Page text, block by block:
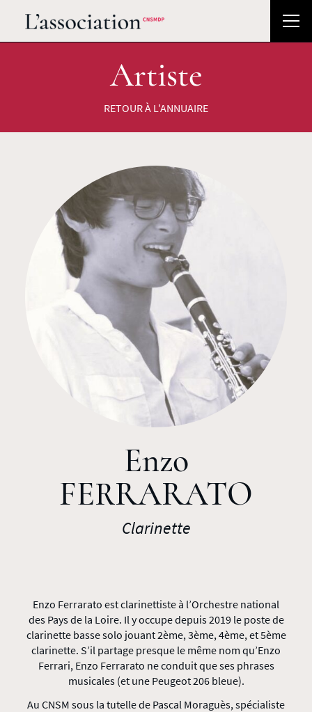
Artiste
RETOUR À L'ANNUAIRE
Enzo
FERRARATO
Clarinette
Enzo Ferrarato est clarinettiste à l’Orchestre national
des Pays de la Loire. Il y occupe depuis 2019 le poste de
clarinette basse solo jouant 2ème, 3ème, 4ème, et 5ème
clarinette. S’il partage presque le même nom qu’Enzo
Ferrari, Enzo Ferrarato ne conduit que ses phrases
musicales (et une Peugeot 206 bleue).
Au CNSM sous la tutelle de Pascal Moraguès, spécialiste